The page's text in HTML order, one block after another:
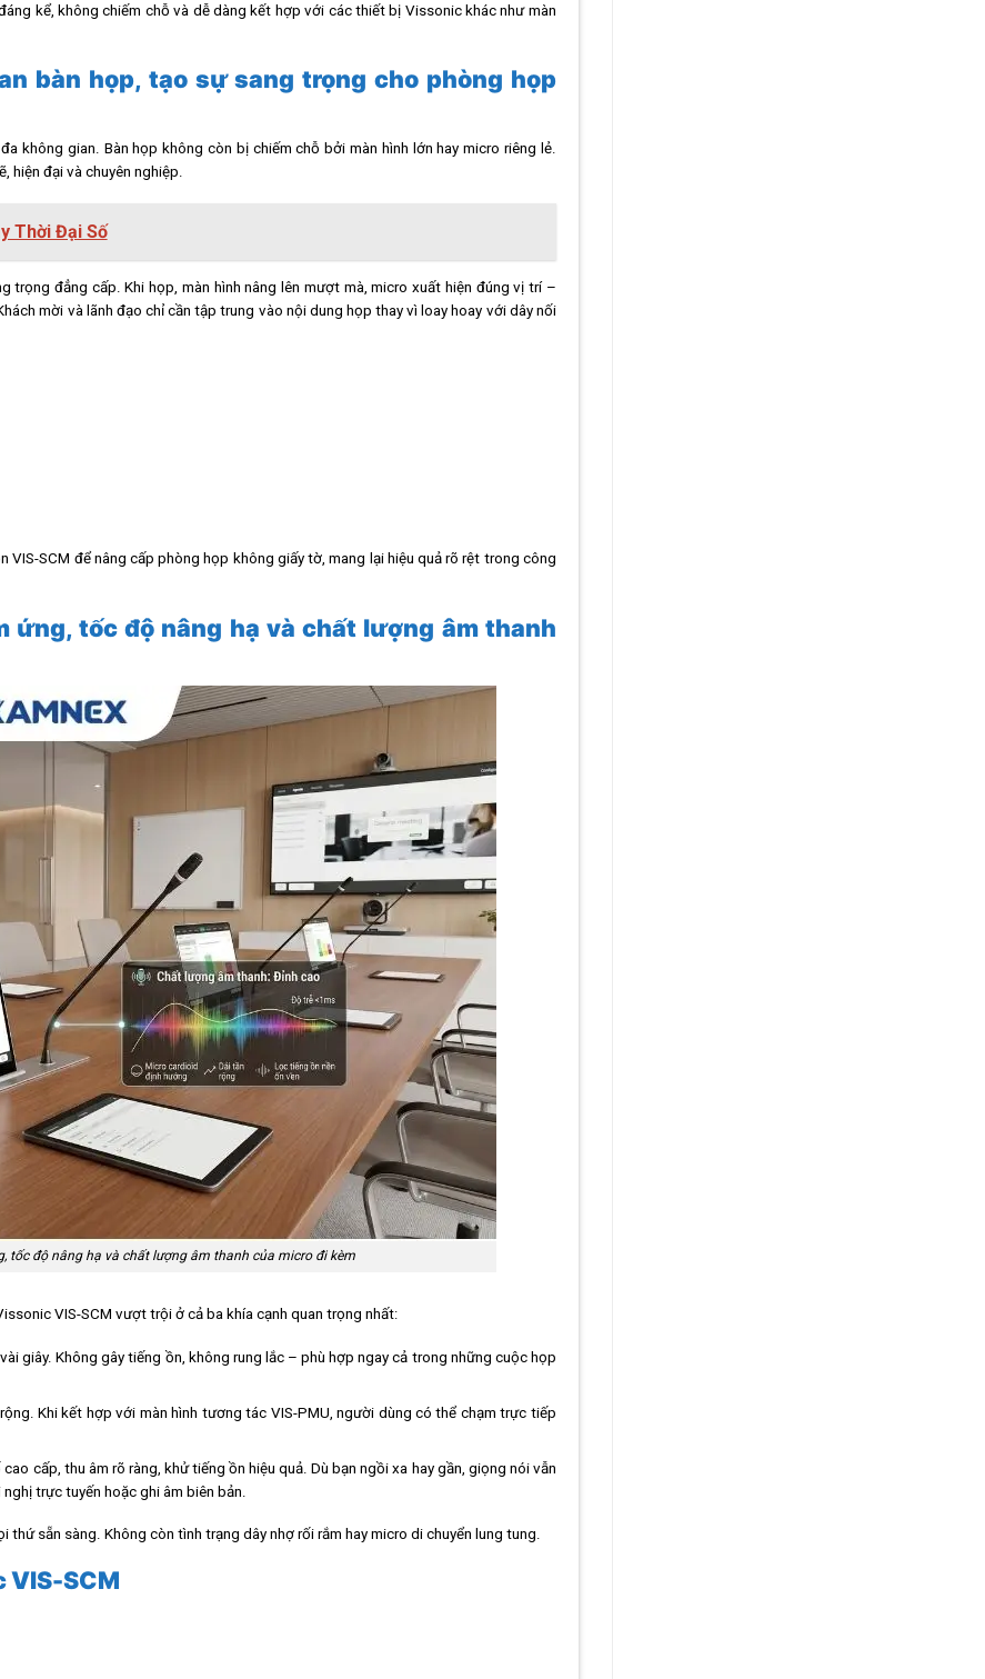
kể, không chiếm chỗ và dễ dàng kết hợp với các thiết bị Vissonic khác như màn
bàn họp, tạo sự sang trọng cho phòng họp
không gian. Bàn họp không còn bị chiếm chỗ bởi màn hình lớn hay micro riêng lẻ.
hiện đại và chuyên nghiệp.
Thời Đại Số
trọng đẳng cấp. Khi họp, màn hình nâng lên mượt mà, micro xuất hiện đúng vị trí –
mời và lãnh đạo chỉ cần tập trung vào nội dung họp thay vì loay hoay với dây nối
VIS-SCM để nâng cấp phòng họp không giấy tờ, mang lại hiệu quả rõ rệt trong công
ứng, tốc độ nâng hạ và chất lượng âm thanh
tốc độ nâng hạ và chất lượng âm thanh của micro đi kèm
VIS-SCM vượt trội ở cả ba khía cạnh quan trọng nhất:
giây. Không gây tiếng ồn, không rung lắc – phù hợp ngay cả trong những cuộc họp
Khi kết hợp với màn hình tương tác VIS-PMU, người dùng có thể chạm trực tiếp
cấp, thu âm rõ ràng, khử tiếng ồn hiệu quả. Dù bạn ngồi xa hay gần, giọng nói vẫn
trực tuyến hoặc ghi âm biên bản.
sẵn sàng. Không còn tình trạng dây nhợ rối rắm hay micro di chuyển lung tung.
VIS-SCM